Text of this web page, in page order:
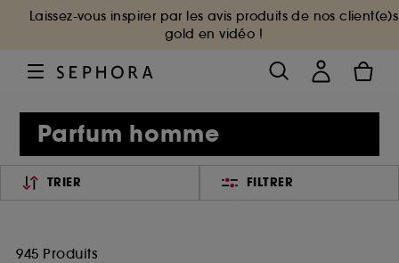
Laissez-vous inspirer par les avis produits de nos client(e)s
gold en vidéo !
Parfum homme
TRIER FILTRER
945 Produits